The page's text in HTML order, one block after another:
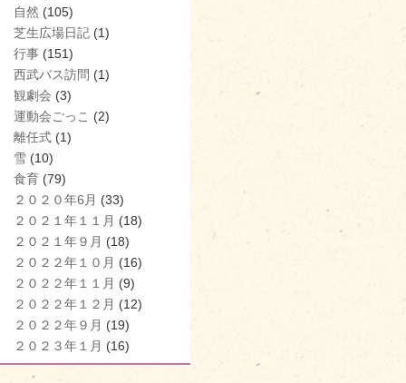
自然 (105)
芝生広場日記 (1)
行事 (151)
西武バス訪問 (1)
観劇会 (3)
運動会ごっこ (2)
離任式 (1)
雪 (10)
食育 (79)
２０２０年6月 (33)
２０２１年１１月 (18)
２０２１年９月 (18)
２０２２年１０月 (16)
２０２２年１１月 (9)
２０２２年１２月 (12)
２０２２年９月 (19)
２０２３年１月 (16)